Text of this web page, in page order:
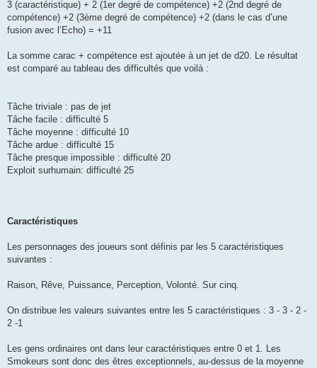
3 (caractéristique) + 2 (1er degré de compétence) +2 (2nd degré de
compétence) +2 (3ème degré de compétence) +2 (dans le cas d’une
fusion avec l’Echo) = +11
La somme carac + compétence est ajoutée à un jet de d20. Le résultat
est comparé au tableau des difficultés que voilà :
Tâche triviale : pas de jet
Tâche facile : difficulté 5
Tâche moyenne : difficulté 10
Tâche ardue : difficulté 15
Tâche presque impossible : difficulté 20
Exploit surhumain: difficulté 25
Caractéristiques
Les personnages des joueurs sont définis par les 5 caractéristiques
suivantes :
Raison, Rêve, Puissance, Perception, Volonté. Sur cinq.
On distribue les valeurs suivantes entre les 5 caractéristiques : 3 - 3 - 2 -
2 -1
Les gens ordinaires ont dans leur caractéristiques entre 0 et 1. Les
Smokeurs sont donc des êtres exceptionnels, au-dessus de la moyenne